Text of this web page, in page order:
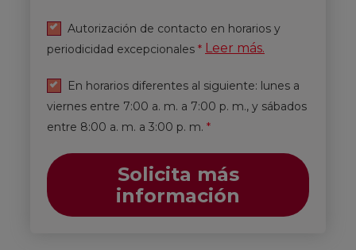
Autorización de contacto en horarios y
periodicidad excepcionales * Leer más.
En horarios diferentes al siguiente: lunes a
viernes entre 7:00 a. m. a 7:00 p. m., y sábados
entre 8:00 a. m. a 3:00 p. m. *
Solicita más
información